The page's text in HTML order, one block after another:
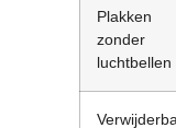
Plakken
zonder
luchtbellen